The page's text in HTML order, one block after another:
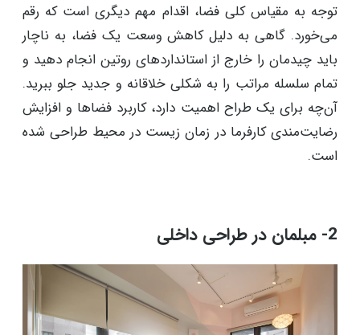
توجه به مقیاس کلی فضا، اقدام مهم دیگری است که رقم
می‌خورد. گاهی به دلیل کاهش وسعت یک فضا، به ناچار
باید چیدمان را خارج از استانداردهای روتین انجام دهید و
تمام سلسله مراتب را به شکلی خلاقانه و جدید جلو ببرید.
آن‌چه برای یک طراح اهمیت دارد، کاربرد فضاها و افزایش
رضایت‌مندی کارفرما در زمان زیست در محیط طراحی شده
است.
2- مبلمان در طراحی داخلی